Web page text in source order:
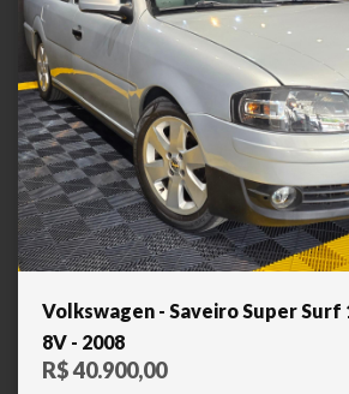
Volkswagen - Saveiro Super Surf
8V - 2008
R$ 40.900,00